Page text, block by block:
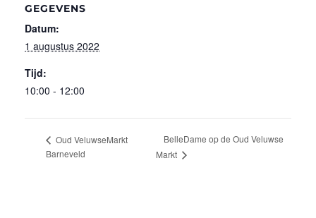
GEGEVENS
Datum:
1 augustus 2022
Tijd:
10:00 - 12:00
Oud VeluwseMarkt
Barneveld
BelleDame op de Oud Veluwse
Markt